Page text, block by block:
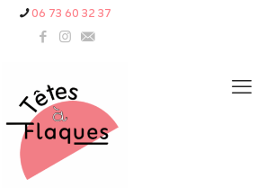
06 73 60 32 37